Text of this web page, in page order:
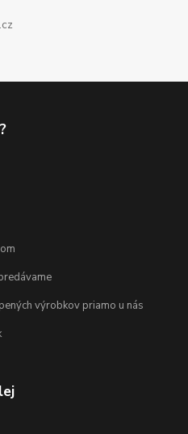
.cz
výrobkov priamo u nás